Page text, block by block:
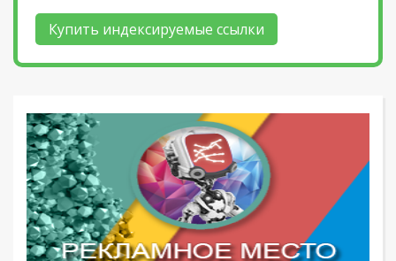
Купить индексируемые ссылки